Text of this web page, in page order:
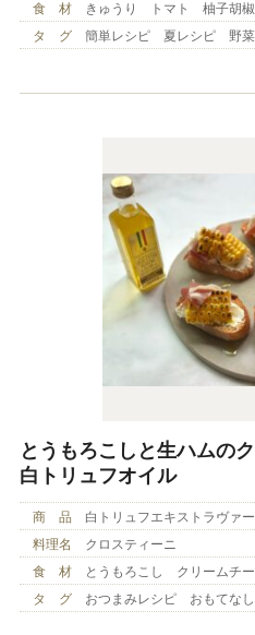
食 材
きゅうり トマト 柚子胡
タ グ
簡単レシピ 夏レシピ 野菜
とうもろこしと生ハムの
白トリュフオイル
商 品
白トリュフエキストラヴァ
料理名
クロスティーニ
食 材
とうもろこし クリームチ
タ グ
おつまみレシピ おもてな